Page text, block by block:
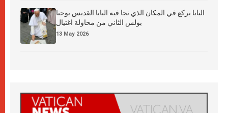
البابا يركع في المكان الذي نجا فيه البابا القديس يوحنا
بولس الثاني من محاولة اغتيال
13 May 2026